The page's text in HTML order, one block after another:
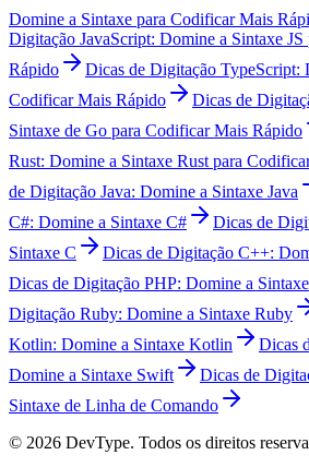
Domine a Sintaxe para Codificar Mais
Digitação JavaScript: Domine a Sintaxe
Rápido
Dicas de Digitação TypeScript:
Codificar Mais Rápido
Dicas de
Sintaxe de Go para Codificar Mais Rápido
Rust: Domine a Sintaxe Rust para
de Digitação Java: Domine a Sintaxe Java
C#: Domine a Sintaxe C#
Dicas de
Sintaxe C
Dicas de Digitação C++:
Dicas de Digitação PHP: Domine a
Digitação Ruby: Domine a Sintaxe Ruby
Kotlin: Domine a Sintaxe Kotlin
Dicas
Domine a Sintaxe Swift
Dicas de
Sintaxe de Linha de Comando
© 2026 DevType. Todos os direitos